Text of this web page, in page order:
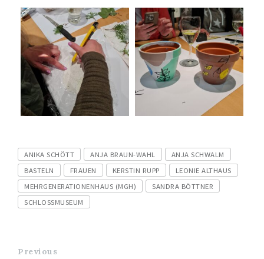
Tags
ANIKA SCHÖTT ANJA BRAUN-WAHL
ANJA SCHWALM
BASTELN
FRAUEN KERSTIN RUPP
LEONIE ALTHAUS
MEHRGENERATIONENHAUS (MGH)
SANDRA BÖTTNER
SCHLOSSMUSEUM
Previous